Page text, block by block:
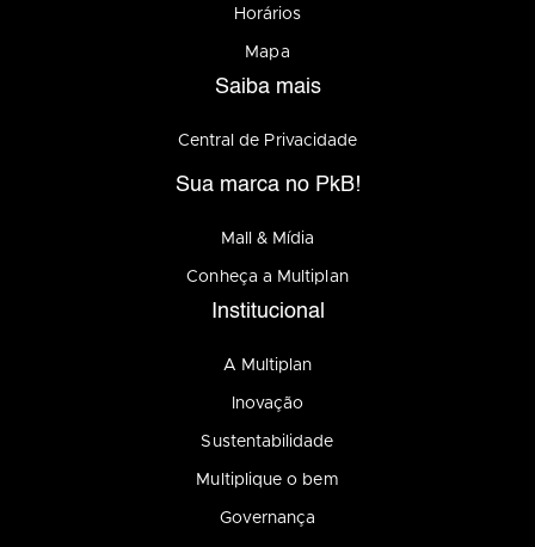
Horários
Mapa
Saiba mais
Central de Privacidade
Sua marca no PkB!
Mall & Mídia
Conheça a Multiplan
Institucional
A Multiplan
Inovação
Sustentabilidade
Multiplique o bem
Governança